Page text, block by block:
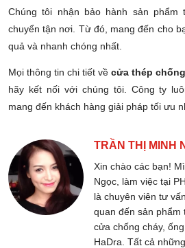
Chúng tôi nhận bảo hành sản phẩm
chuyển tận nơi. Từ đó, mang đến cho
quả và nhanh chóng nhất.
Mọi thông tin chi tiết về cửa thép
hãy kết nối với chúng tôi. Công ty
mang đến khách hàng giải pháp tối ưu
TRẦN THỊ MINH
Xin chào các bạn!
Ngọc, làm việc tại
là chuyên viên tư
quan đến sản phẩm
cửa chống cháy,
HaDra. Tất cả